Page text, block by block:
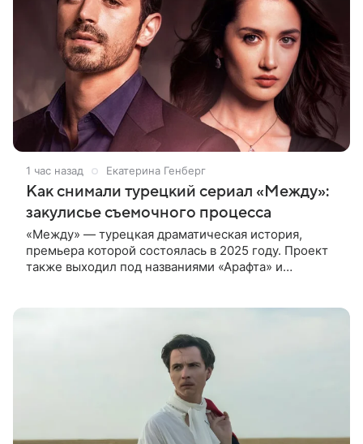
1 час назад Екатерина Генберг
Как снимали турецкий сериал «Между»:
закулисье съемочного процесса
«Между» — турецкая драматическая история,
премьера которой состоялась в 2025 году. Проект
также выходил под названиями «Арафта» и